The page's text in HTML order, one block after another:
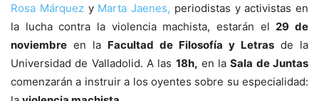
Rosa Márquezy Marta Jaenes, periodistas y activistas en
la lucha contra la violencia machista, estarán el29 de
noviembre en la Facultad de Filosofía y Letras de la
Universidad de Valladolid. A las 18h, en laSala de Juntas
comenzarán a instruir a los oyentes sobre su especialidad: